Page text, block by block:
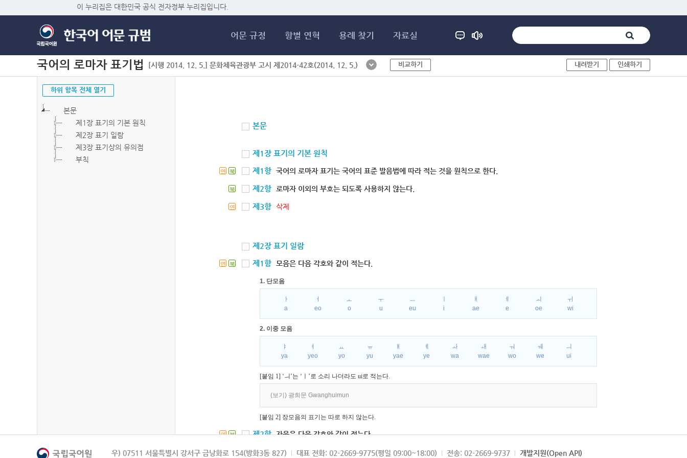
이 누리집은 대한민국 공식 전자정부 누리집입니다.
어문 규정 항별 연혁 용례 찾기 자료실
국어의 로마자 표기법 [시행 2014. 12. 5.] 문화체육관광부 고시 제2014-42호(2014. 12. 5.) 비교하기 내려받기 인쇄하기
하위 항목 전체 열기
본문
제1장 표기의 기본 원칙
제2장 표기 일람
제3장 표기상의 유의점
부칙
본문
제1장 표기의 기본 원칙
연 북 제1항 국어의 로마자 표기는 국어의 표준 발음법에 따라 적는 것을 원칙으로 한다.
북 제2항 로마자 이외의 부호는 되도록 사용하지 않는다.
연 제3항 삭제
제2장 표기 일람
연 북 제1항 모음은 다음 각호와 같이 적는다.
1. 단모음
ㅏ
a
ㅓ
eo
ㅗ
o
ㅜ
u
ㅡ
eu
i
ㅐ
ae
ㅔ
e
ㅚ
oe
ㅟ
wi
2. 이중 모음
ㅑ
ya
ㅕ
yeo
ㅛ
yo
ㅠ
yu
ㅒ
yae
ㅖ
ye
ㅘ
wa
ㅙ
wae
ㅝ
wo
ㅞ
we
ㅢ
ui
[붙임 1] ‘ㅢ’는 ‘ㅣ’로 소리 나더라도 ui로 적는다.
(보기) 광희문 Gwanghuimun
[붙임 2] 장모음의 표기는 따로 하지 않는다.
연 북 제2항 자음은 다음 각호와 같이 적는다.
1. 파열음
우) 07511 서울특별시 강서구 금낭화로 154(방화3동 827) 대표 전화: 02-2669-9775(평일 09:00~18:00) 전송: 02-2669-9737 개발지원(Open API)